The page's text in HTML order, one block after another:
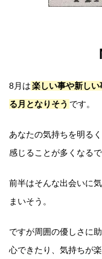
8月は楽しい事や新し
る月となりそう です。
あなたの気持ちを明る
感じることが多くなるで
前半はそんな出会いに
まいそう。
ですが周囲の優しさに
心できたり、気持ちが